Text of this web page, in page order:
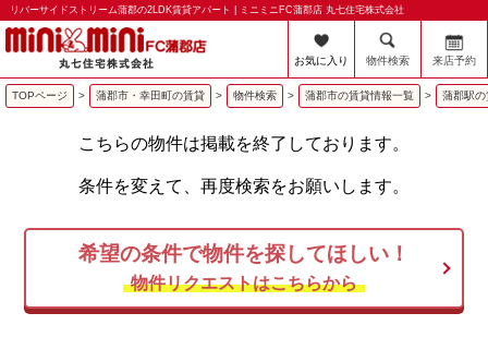
リバーサイドストリーム蒲郡の2LDK賃貸アパート | ミニミニFC蒲郡店 丸七住宅株式会社
お気に入り 物件検索 来店予約
TOPページ > 蒲郡市・幸田町の賃貸 > 物件検索 > 蒲郡市の賃貸情報一覧 > 蒲郡駅
こちらの物件は掲載を終了しております。
条件を変えて、再度検索をお願いします。
希望の条件で物件を探してほしい！
物件リクエストはこちらから